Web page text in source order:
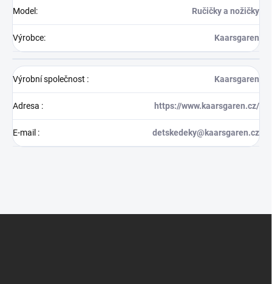
Model : Ručičky a nožičky
Výrobce: Kaarsgaren
Výrobní společnost : Kaarsgaren
Adresa : https://www.kaarsgaren.cz/
E-mail : detskedeky@kaarsgaren.cz